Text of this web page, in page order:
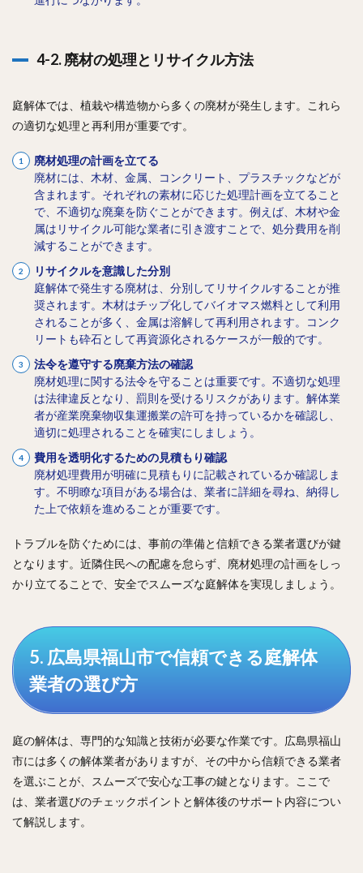
4-2. 廃材の処理とリサイクル方法
庭解体では、植栽や構造物から多くの廃材が発生します。これら
の適切な処理と再利用が重要です。
廃材処理の計画を立てる
廃材には、木材、金属、コンクリート、プラスチックなどが
含まれます。それぞれの素材に応じた処理計画を立てること
で、不適切な廃棄を防ぐことができます。例えば、木材や金
属はリサイクル可能な業者に引き渡すことで、処分費用を削
減することができます。
リサイクルを意識した分別
庭解体で発生する廃材は、分別してリサイクルすることが推
奨されます。木材はチップ化してバイオマス燃料として利用
されることが多く、金属は溶解して再利用されます。コンク
リートも砕石として再資源化されるケースが一般的です。
法令を遵守する廃棄方法の確認
廃材処理に関する法令を守ることは重要です。不適切な処理
は法律違反となり、罰則を受けるリスクがあります。解体業
者が産業廃棄物収集運搬業の許可を持っているかを確認し、
適切に処理されることを確実にしましょう。
費用を透明化するための見積もり確認
廃材処理費用が明確に見積もりに記載されているか確認しま
す。不明瞭な項目がある場合は、業者に詳細を尋ね、納得し
た上で依頼を進めることが重要です。
トラブルを防ぐためには、事前の準備と信頼できる業者選びが鍵
となります。近隣住民への配慮を怠らず、廃材処理の計画をしっ
かり立てることで、安全でスムーズな庭解体を実現しましょう。
5. 広島県福山市で信頼できる庭解体
業者の選び方
庭の解体は、専門的な知識と技術が必要な作業です。広島県福山
市には多くの解体業者がありますが、その中から信頼できる業者
を選ぶことが、スムーズで安心な工事の鍵となります。ここで
は、業者選びのチェックポイントと解体後のサポート内容につい
て解説します。